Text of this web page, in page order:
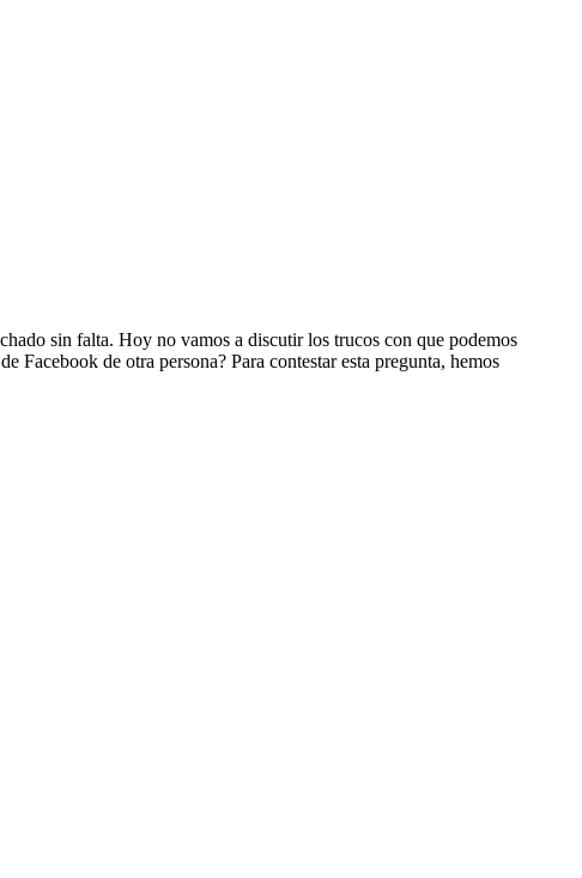
sin falta. Hoy no vamos a discutir los trucos con que podemos
Facebook de otra persona? Para contestar esta pregunta, hemos